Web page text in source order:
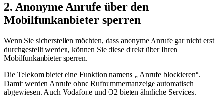
2. Anonyme Anrufe über den
Mobilfunkanbieter sperren
Wenn Sie sicherstellen möchten, dass anonyme Anrufe gar nicht erst
durchgestellt werden, können Sie diese direkt über Ihren
Mobilfunkanbieter sperren.
Die Telekom bietet eine Funktion namens „ Anrufe blockieren“.
Damit werden Anrufe ohne Rufnummernanzeige automatisch
abgewiesen. Auch Vodafone und O2 bieten ähnliche Services.